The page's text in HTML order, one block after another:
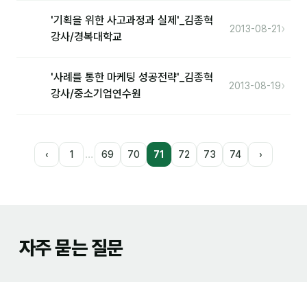
'기획을 위한 사고과정과 실제'_김종혁
강사/경복대학교
2013-08-21 ›
'사례를 통한 마케팅 성공전략'_김종혁
강사/중소기업연수원
2013-08-19›
‹ 1 … 69 70 71 72 73 74 ›
자주 묻는 질문